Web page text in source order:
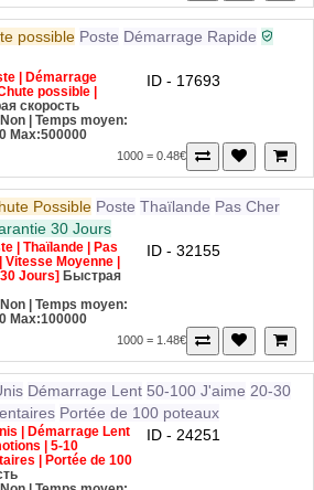
possible Poste Démarrage Rapide
| Démarrage
possible |
скорость
| Temps moyen:
Max:500000
Possible Poste Thaïlande Pas Cher
30 Jours
| Thaïlande | Pas
Moyenne |
Jours] Быстрая
| Temps moyen:
Max:100000
Démarrage Lent 50-100 J'aime 20-30
Portée de 100 poteaux
| Démarrage Lent
| 5-10
| Portée de 100
| Temps moyen:
ID - 24251